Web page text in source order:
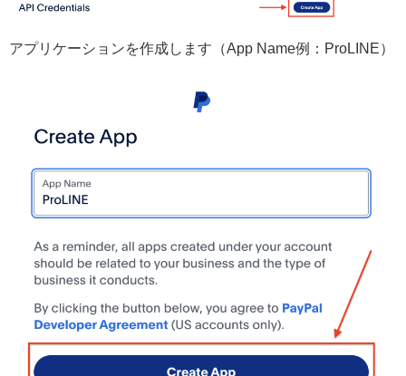
アプリケーションを作成します（App Name例：ProLINE）